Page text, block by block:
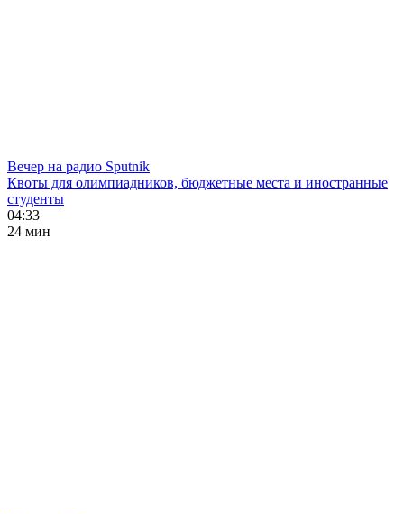
Вечер на радио Sputnik
Квоты для олимпиадников, бюджетные места и иностранные
студенты
04:33
24 мин